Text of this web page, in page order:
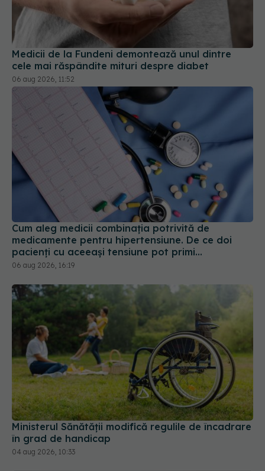
Medicii de la Fundeni demontează unul dintre
cele mai răspândite mituri despre diabet
06 aug 2026, 11:52
Cum aleg medicii combinația potrivită de
medicamente pentru hipertensiune. De ce doi
pacienți cu aceeași tensiune pot primi
tratamente diferite
06 aug 2026, 16:19
Ministerul Sănătății modifică regulile de încadrare
în grad de handicap
04 aug 2026, 10:33